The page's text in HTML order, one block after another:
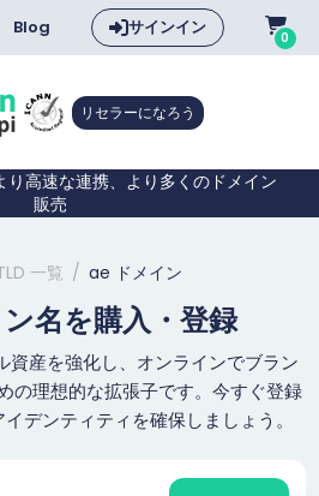
Blog サインイン 0
リセラーになろう
り高速な連携、より多くのドメイン
販売
一覧 ae ドメイン
名を購入・登録
産を強化し、オンラインでブラン
の理想的な拡張子です。今すぐ登録
デンティティを確保しましょう。